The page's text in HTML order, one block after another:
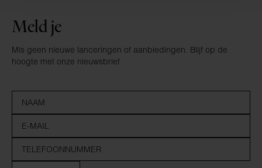
Meld je
Mis geen nieuwe lanceringen of aanbiedingen. Blijf op de
hoogte met onze nieuwsbrief